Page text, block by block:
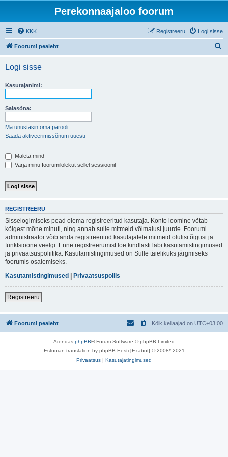
Perekonnaajaloo foorum
KKK Logi sisse
Registreeru
Foorumi pealeht
Logi sisse
Kasutajanimi:
Salasõna:
Ma unustasin oma parooli
Saada aktiveerimissõnum uuesti
Mäleta mind
Varja minu foorumilolekut sellel sessioonil
REGISTREERU
Sisselogimiseks pead olema registreeritud kasutaja. Konto loomine võtab
kõigest mõne minuti, ning annab sulle mitmeid võimalusi juurde. Foorumi
administraator võib anda registreeritud kasutajatele mitmeid olulisi õigusi ja
funktsioone veelgi. Enne registreerumist loe kindlasti läbi kasutamistingimused
ja privaatsuspoliitika. Kasutamistingimused on Sulle täielikuks järgmiseks
foorumis osalemiseks.
Kasutamistingimused | Privaatsuspoliis
Registreeru
Foorumi pealeht Kõik kellaajad on UTC+03:00
Arendas phpBB® Forum Software © phpBB Limited
Estonian translation by phpBB Eesti [Exabot] © 2008*-2021
Privaatsus | Kasutajatingimused